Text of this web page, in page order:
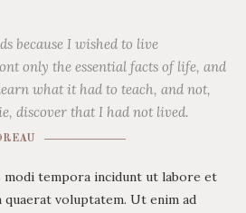
because I wished to live
only the essential facts of life, and
what it had to teach, and not,
discover that I had not lived.
modi tempora incidunt ut labore et
quaerat voluptatem. Ut enim ad